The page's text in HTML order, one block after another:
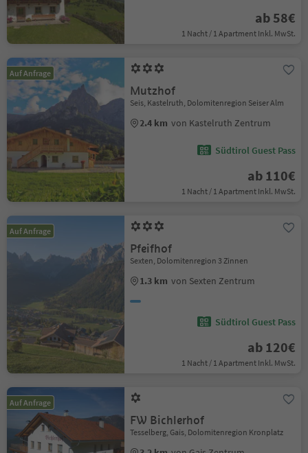
ab 58€
1 Nacht / 1 Apartment Inkl. MwSt.
Auf Anfrage
Mutzhof
Seis, Kastelruth, Dolomitenregion Seiser Alm
2.4 km von Kastelruth Zentrum
Südtirol Guest Pass
ab 110€
1 Nacht / 1 Apartment Inkl. MwSt.
Auf Anfrage
Pfeifhof
Sexten, Dolomitenregion 3 Zinnen
1.3 km von Sexten Zentrum
Südtirol Guest Pass
ab 120€
1 Nacht / 1 Apartment Inkl. MwSt.
Auf Anfrage
FW Bichlerhof
Tesselberg, Gais, Dolomitenregion Kronplatz